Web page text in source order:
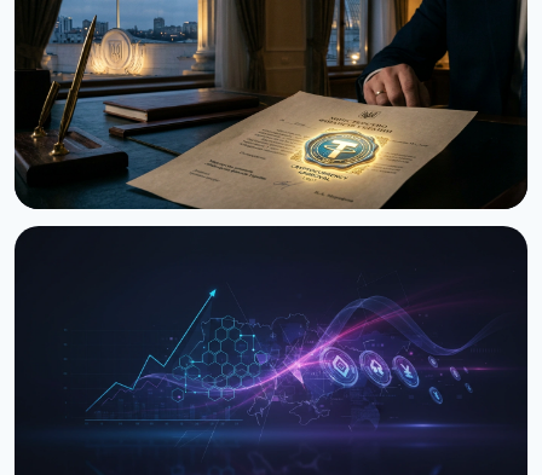
Україна вперше передала вилучену крипту в
управління ARMA: $8.3 млн USDT
29 червня 2026 р. 3 хв читання